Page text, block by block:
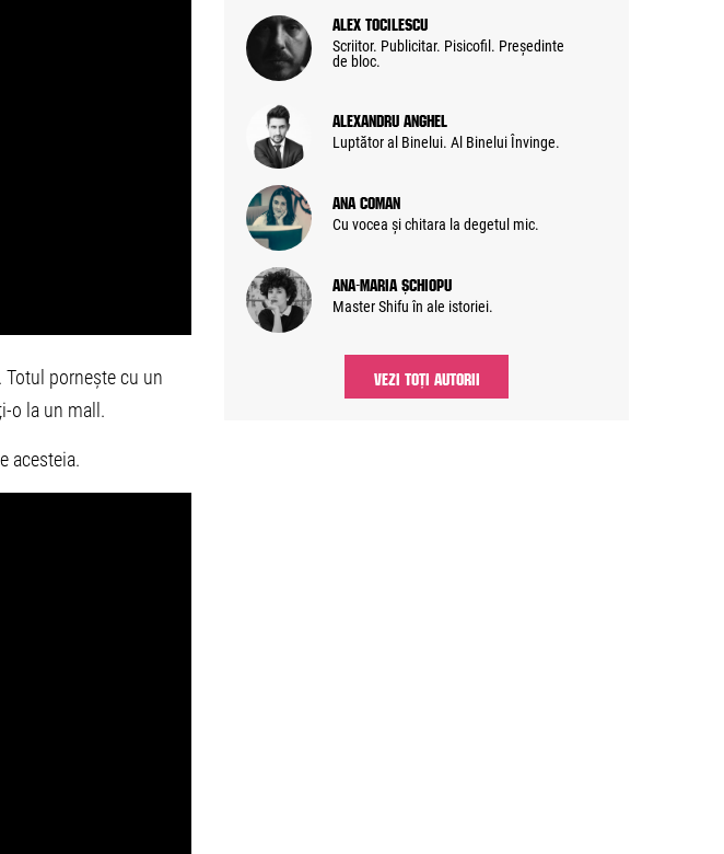
pornește cu un
o la un mall.
acesteia.
Alex Tocilescu
Scriitor. Publicitar. Pisicofil. Președinte
de bloc.
Alexandru Anghel
Luptător al Binelui. Al Binelui Învinge.
Ana Coman
Cu vocea și chitara la degetul mic.
Ana-Maria Șchiopu
Master Shifu în ale istoriei.
VEZI TOȚI AUTORII